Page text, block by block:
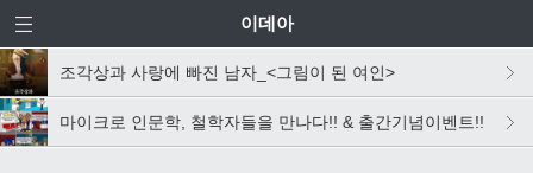
이데아
조각상과 사랑에 빠진 남자_<그림이 된 여인>
마이크로 인문학, 철학자들을 만나다!! & 출간기념이벤트!!